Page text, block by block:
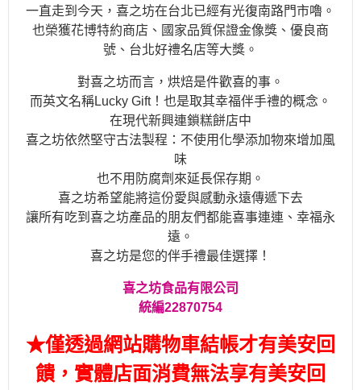
一直走到今天，喜之坊在台北已經有光復南路門市嚕。
也榮獲花博特約商店、國家品質保證金像獎、優良商
號、台北好禮名店等大獎。
對喜之坊而言，烘焙是件歡喜的事。
而英文名稱Lucky Gift！也是取其幸福伴手禮的概念。
在現代新興連鎖糕餅店中
喜之坊依然堅守古法製程：不使用化學添加物來增加風
味
也不用防腐劑來延長保存期。
喜之坊希望能將這份愛與感動永遠傳遞下去
讓所有吃到喜之坊產品的朋友們都能喜事連連、幸福永
遠。
喜之坊是您的伴手禮最佳選擇！
喜之坊食品有限公司
統編22870754
★僅透過網站購物車結帳才有美安回
饋，實體店面消費無法享有美安回